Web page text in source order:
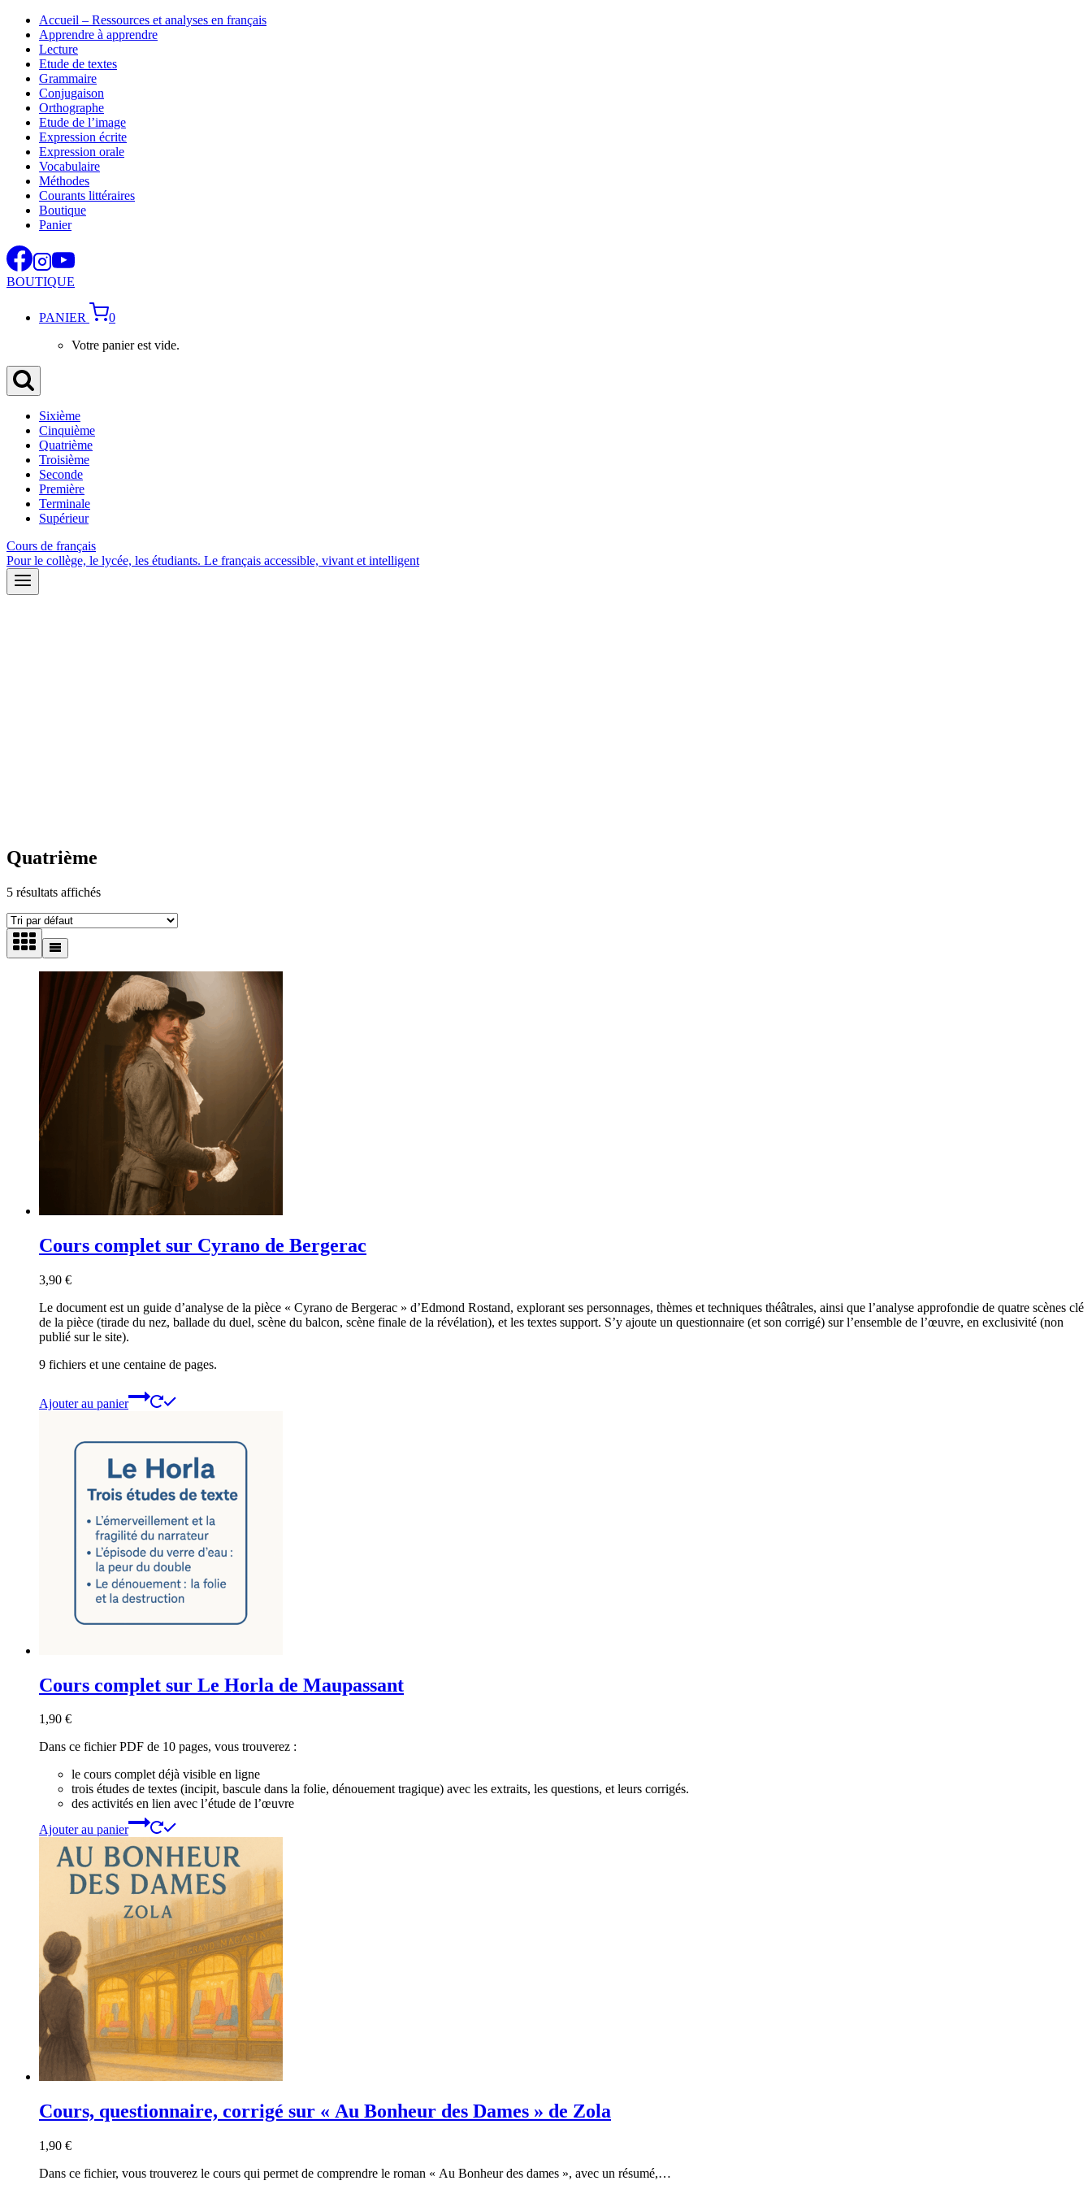
Aller
contenu
Accueil – Ressources et analyses en français
Apprendre à apprendre
Lecture
Etude de textes
Grammaire
Conjugaison
Orthographe
Etude de l’image
Expression écrite
Expression orale
Vocabulaire
Méthodes
Courants littéraires
Boutique
Panier
BOUTIQUE
PANIER
0
Votre panier est vide.
Sixième
Cinquième
Quatrième
Troisième
Seconde
Première
Terminale
Supérieur
Cours de français
Pour le collège, le lycée, les étudiants. Le français accessible, vivant et intelligent
Quatrième
5 résultats affichés
Cours complet sur Cyrano de Bergerac
3,90 €
Le document est un guide d’analyse de la pièce « Cyrano de Bergerac » d’Edmond Rostand, explorant ses personnages, thèmes et techniques théâtrales, ainsi que l’analyse approfondie de quatre scènes clé
de la pièce (tirade du nez, ballade du duel, scène du balcon, scène finale de la révélation), et les textes support. S’y ajoute un questionnaire (et son corrigé) sur l’ensemble de l’œuvre, en exclusivité (non
publié sur le site).
9 fichiers et une centaine de pages.
Ajouter au panier
Cours complet sur Le Horla de Maupassant
1,90 €
Dans ce fichier PDF de 10 pages, vous trouverez :
le cours complet déjà visible en ligne
trois études de textes (incipit, bascule dans la folie, dénouement tragique) avec les extraits, les questions, et leurs corrigés.
des activités en lien avec l’étude de l’œuvre
Ajouter au panier
Cours, questionnaire, corrigé sur « Au Bonheur des Dames » de Zola
1,90 €
Dans ce fichier, vous trouverez le cours qui permet de comprendre le roman « Au Bonheur des dames », avec un résumé,…